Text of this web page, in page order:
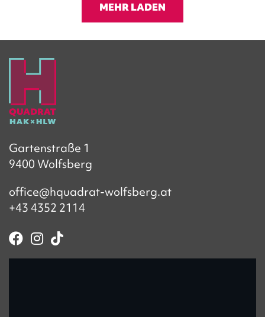
MEHR LADEN
Gartenstraße 1
9400 Wolfsberg
office@hquadrat-wolfsberg.at
+43 4352 2114